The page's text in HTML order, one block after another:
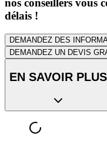
nos conseillers vous
délais !
DEMANDEZ DES
DEMANDEZ UN DEVIS
EN SAVOIR PLUS